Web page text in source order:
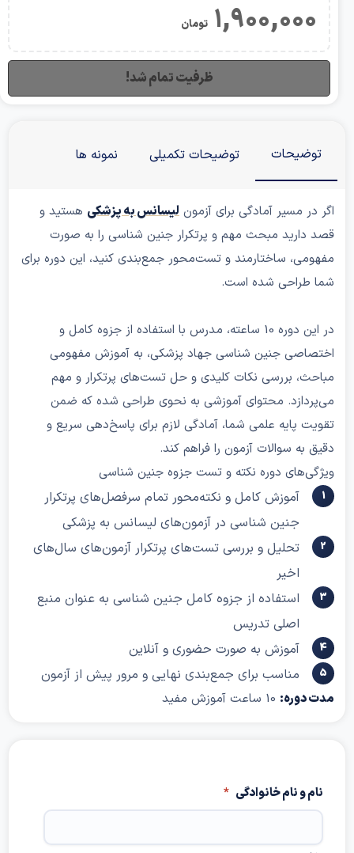
تومان
ظرفیت تمام شد!
توضیحات تکمیلی نمونه ها
مسیر آمادگی برای آزمونلیسانس به پزشکیهستید و
مبحث مهم و پرتکرار جنین شناسی را به صورت
ساختارمند و تست‌محور جمع‌بندی کنید، این دوره برای
شده است.
در این دوره 10 ساعته، مدرس با استفاده از جزوه کامل و
جنین شناسی جهاد پزشکی، به آموزش مفهومی
بررسی نکات کلیدی و حل تست‌های پرتکرار و مهم
محتوای آموزشی به نحوی طراحی شده که ضمن
پایه علمی شما، آمادگی لازم برای پاسخ‌دهی سریع و
سوالات آزمون را فراهم کند.
دوره نکته و تست جزوه جنین شناسی
آموزش کامل و نکته‌محور تمام سرفصل‌های پرتکرار
جنین شناسی در آزمون‌های لیسانس به پزشکی
تحلیل و بررسی تست‌های پرتکرار آزمون‌های سال‌های
استفاده از جزوه کامل جنین شناسی به عنوان منبع
اصلی تدریس
آموزش به صورت حضوری و آنلاین
مناسب برای جمع‌بندی نهایی و مرور پیش از آزمون
10 ساعت آموزش مفید
و نام خانوادگی *